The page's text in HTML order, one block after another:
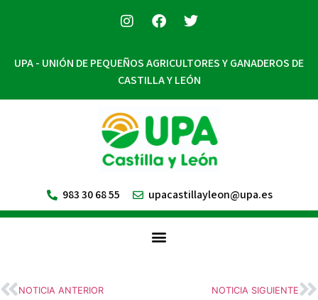
UPA - UNIÓN DE PEQUEÑOS AGRICULTORES Y GANADEROS DE
CASTILLA Y LEÓN
983 30 68 55 upacastillayleon@upa.es
NOTICIA ANTERIOR NOTICIA SIGUIENTE